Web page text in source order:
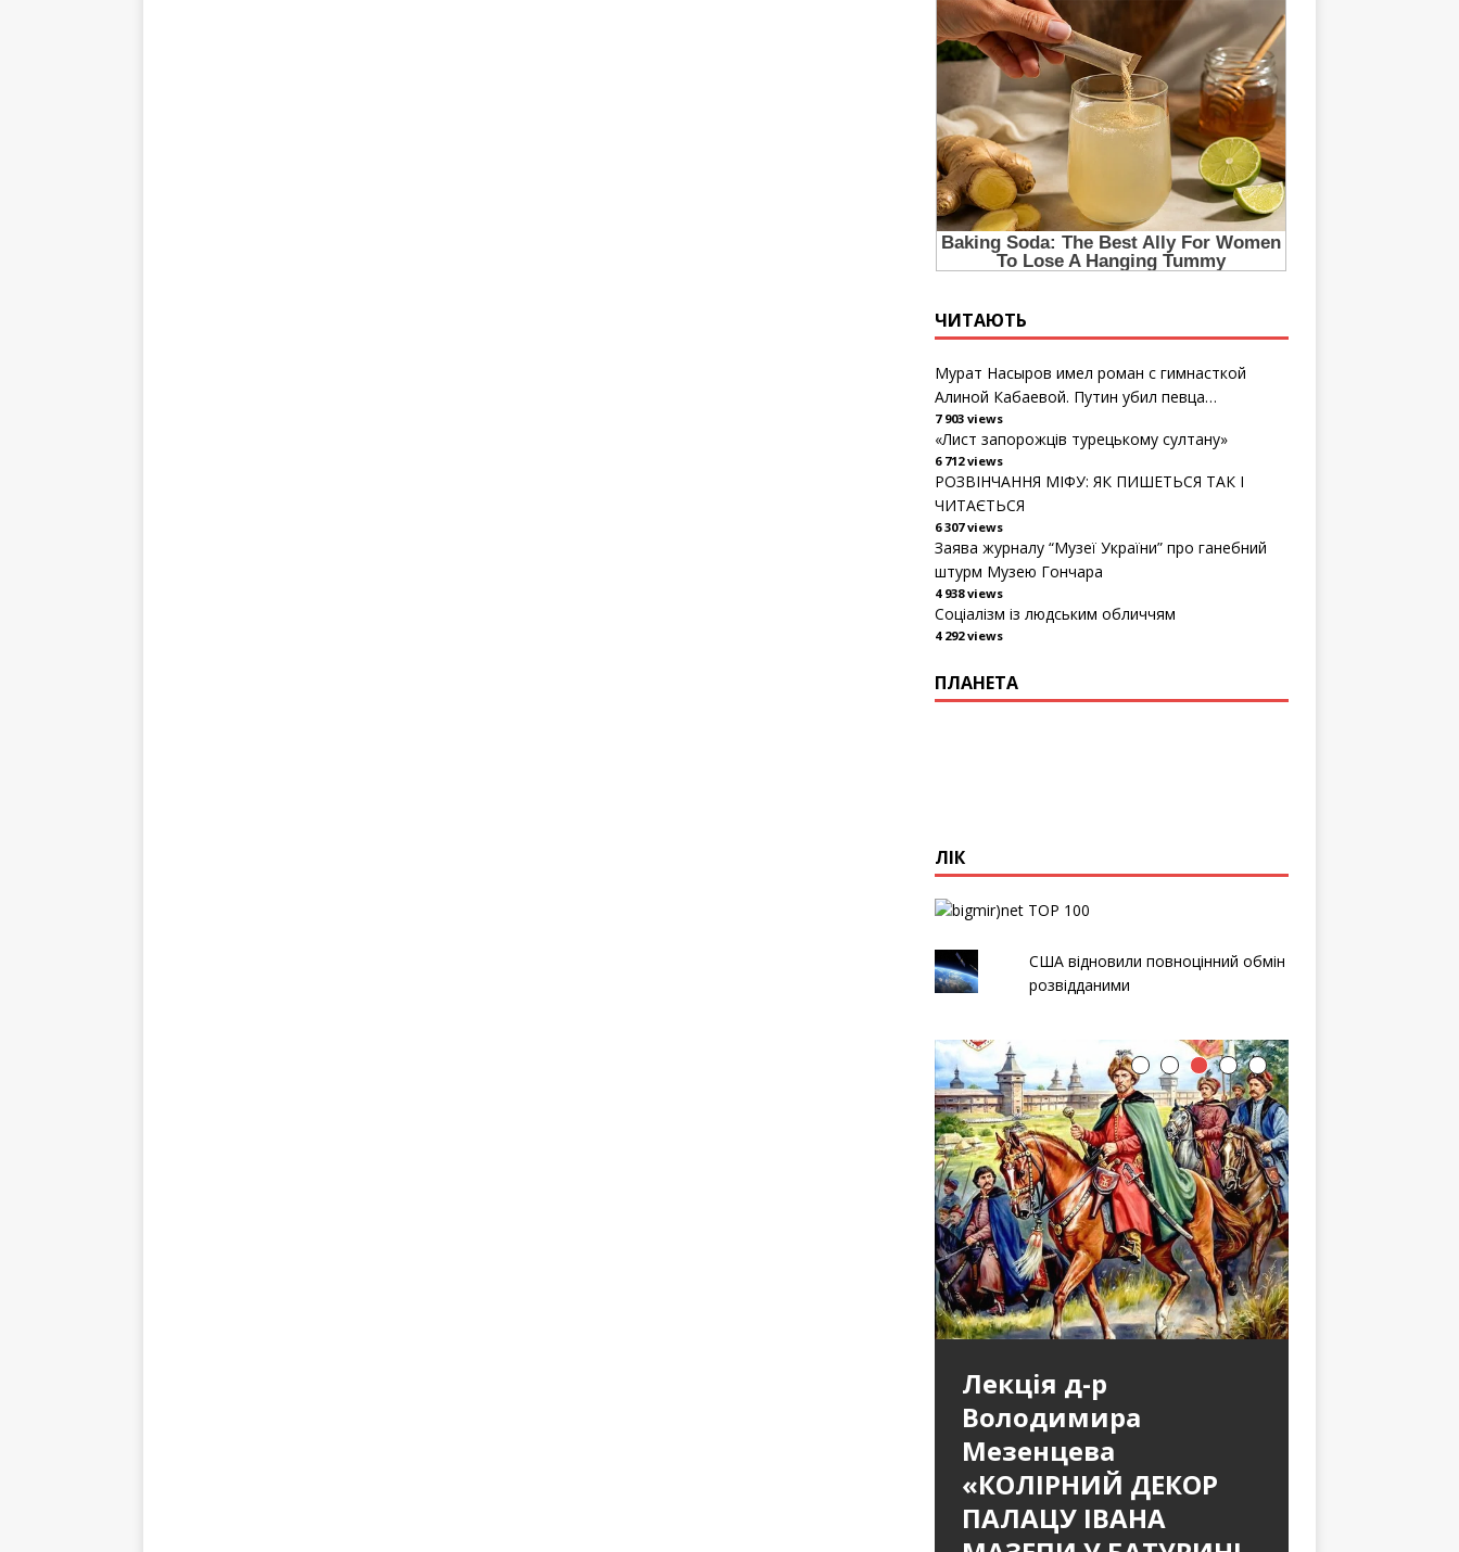
ЧИТАЮТЬ
Мурат Насыров имел роман с гимнасткой
Алиной Кабаевой. Путин убил певца…
7 903 views
«Лист запорожців турецькому султану»
6 712 views
РОЗВІНЧАННЯ МІФУ: ЯК ПИШЕТЬСЯ ТАК І
ЧИТАЄТЬСЯ
6 307 views
Заява журналу “Музеї України” про ганебний
штурм Музею Гончара
4 938 views
Соціалізм із людським обличчям
4 292 views
ПЛАНЕТА
ЛІК
США відновили повноцінний обмін
розвідданими
Лекція д-р
Володимира
Мезенцева
«КОЛІРНИЙ ДЕКОР
ПАЛАЦУ ІВАНА